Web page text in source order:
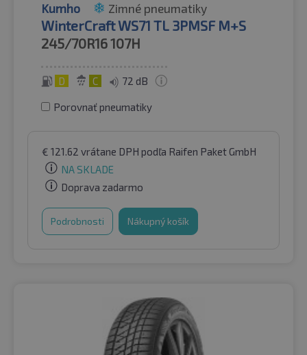
Kumho Zimné pneumatiky
WinterCraft WS71 TL 3PMSF M+S
245/70R16107H
D C 72 dB
Porovnať pneumatiky
€ 121.62 vrátane DPH podľa Raifen Paket GmbH
NA SKLADE
Doprava zadarmo
Podrobnosti Nákupný košík